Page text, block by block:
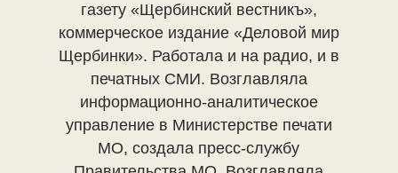
газету «Щербинский вестникъ»,
коммерческое издание «Деловой мир
Щербинки». Работала и на радио, и в
печатных СМИ. Возглавляла
информационно-аналитическое
управление в Министерстве печати
МО, создала пресс-службу